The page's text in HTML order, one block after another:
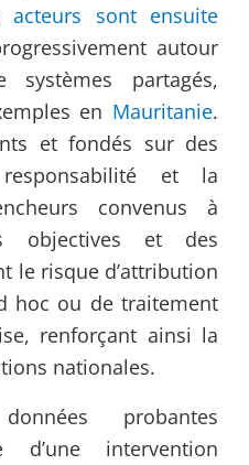
acteurs sont ensuite
autour
partagés,
en Mauritanie.
et fondés sur des
et la
convenus à
objectives et des
le risque d’attribution
hoc ou de traitement
renforçant ainsi la
nationales.
probantes
d’une intervention